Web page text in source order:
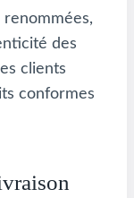
des
clients
conformes